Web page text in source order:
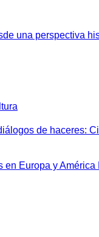
una perspectiva
de haceres:
en Europa y América